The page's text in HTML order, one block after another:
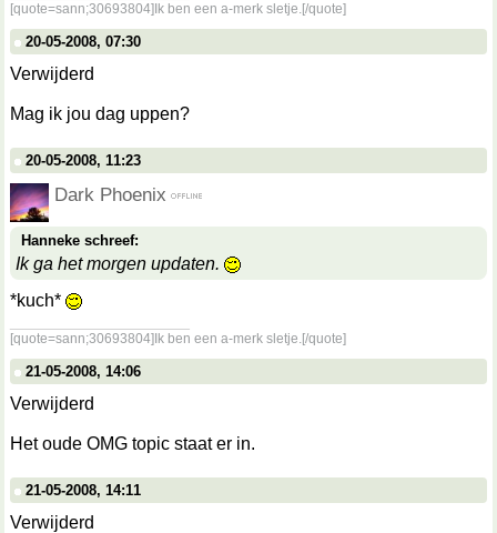
[quote=sann;30693804]Ik ben een a-merk sletje.[/quote]
20-05-2008, 07:30
Verwijderd
Mag ik jou dag uppen?
20-05-2008, 11:23
Dark Phoenix
Hanneke schreef:
Ik ga het morgen updaten.
*kuch*
[quote=sann;30693804]Ik ben een a-merk sletje.[/quote]
21-05-2008, 14:06
Verwijderd
Het oude OMG topic staat er in.
21-05-2008, 14:11
Verwijderd